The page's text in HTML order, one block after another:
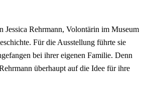
Jessica Rehrmann, Volontärin im Museum
Für die Ausstellung führte sie
bei ihrer eigenen Familie. Denn
überhaupt auf die Idee für ihre